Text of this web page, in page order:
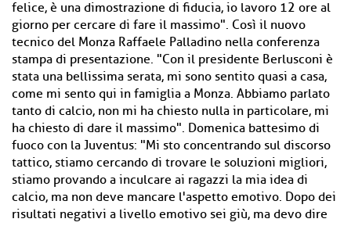
felice, è una dimostrazione di fiducia, io lavoro 12 ore al
giorno per cercare di fare il massimo". Così il nuovo
tecnico del Monza Raffaele Palladino nella conferenza
stampa di presentazione. "Con il presidente Berlusconi è
stata una bellissima serata, mi sono sentito quasi a casa,
come mi sento qui in famiglia a Monza. Abbiamo parlato
tanto di calcio, non mi ha chiesto nulla in particolare, mi
ha chiesto di dare il massimo". Domenica battesimo di
fuoco con la Juventus: "Mi sto concentrando sul discorso
tattico, stiamo cercando di trovare le soluzioni migliori,
stiamo provando a inculcare ai ragazzi la mia idea di
calcio, ma non deve mancare l'aspetto emotivo. Dopo dei
risultati negativi a livello emotivo sei giù, ma devo dire